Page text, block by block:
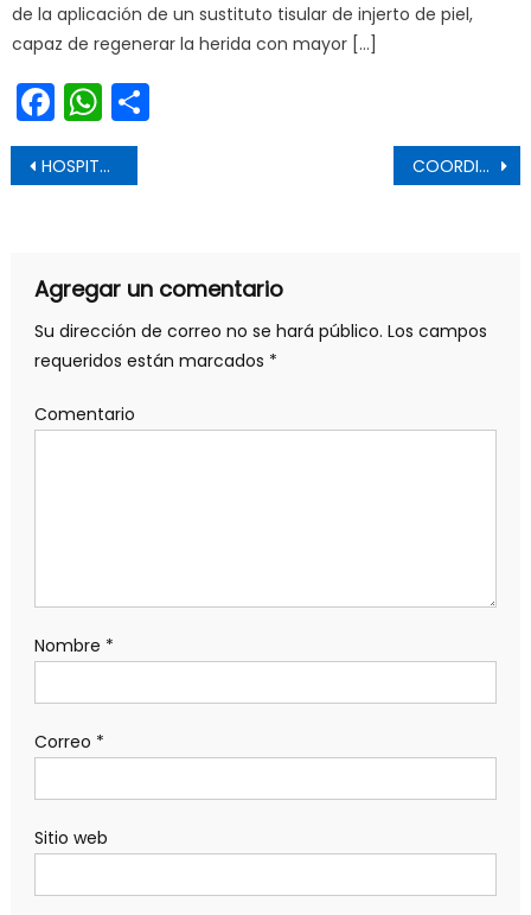
de la aplicación de un sustituto tisular de injerto de piel,
capaz de regenerar la herida con mayor […]
Facebook
WhatsApp
Navegación de entradas
HOSPITAL DE PICHIDEGUA RECIBIÓ NUEVO APORTE DE EMPRESA PRIVADA COORDINAN ACCIONES INTERREGIONALES PARA REFORZAR FISCALIZACIÓN EN VENDIMIA 2022
Agregar un comentario
Su dirección de correo no se hará público. Los campos
requeridos están marcados *
Comentario
Nombre *
Correo *
Sitio web